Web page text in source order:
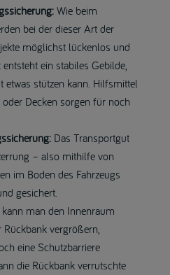
Wie beim
bei der dieser Art der
möglichst lückenlos und
ein stabiles Gebilde,
etwas stützen kann. Hilfsmittel
oder Decken sorgen für noch
Das Transportgut
– also mithilfe von
im Boden des Fahrzeugs
gesichert.
man den Innenraum
vergrößern,
eine Schutzbarriere
die Rückbank verrutschte